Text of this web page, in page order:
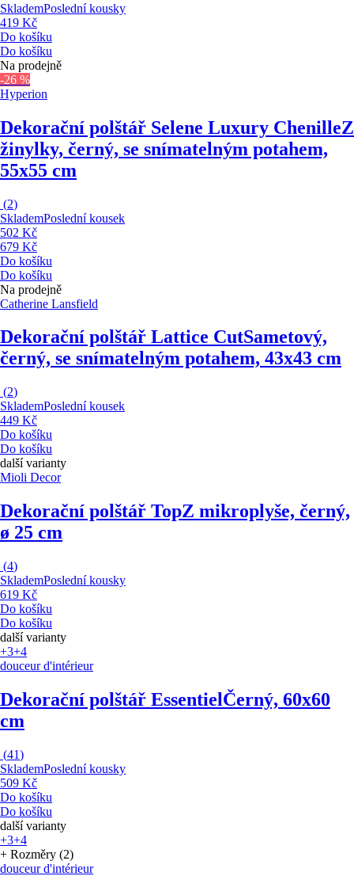
SklademPoslední kousky
419 Kč
Do košíku
Do košíku
Na prodejně
-26 %
Hyperion
Dekorační polštář Selene Luxury ChenilleZ
žinylky, černý, se snímatelným potahem,
55x55 cm
(2)
SklademPoslední kousek
502 Kč
679 Kč
Do košíku
Do košíku
Na prodejně
Catherine Lansfield
Dekorační polštář Lattice CutSametový,
černý, se snímatelným potahem, 43x43 cm
(2)
SklademPoslední kousek
449 Kč
Do košíku
Do košíku
další varianty
Mioli Decor
Dekorační polštář TopZ mikroplyše, černý,
ø 25 cm
(4)
SklademPoslední kousky
619 Kč
Do košíku
Do košíku
další varianty
+3+4
douceur d'intérieur
Dekorační polštář EssentielČerný, 60x60
cm
(41)
SklademPoslední kousky
509 Kč
Do košíku
Do košíku
další varianty
+3+4
+ Rozměry (2)
douceur d'intérieur